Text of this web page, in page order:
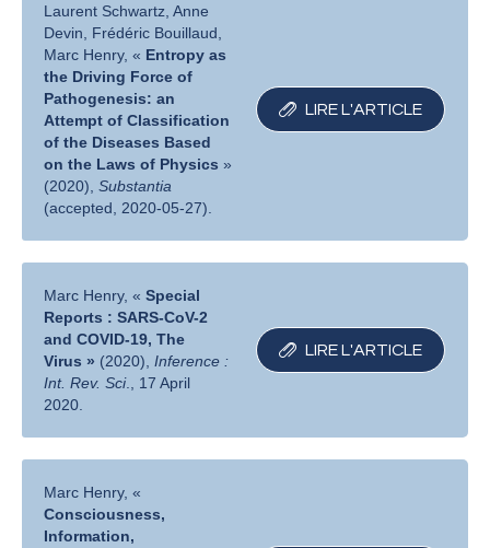
Laurent Schwartz, Anne
Devin, Frédéric Bouillaud,
Marc Henry, « Entropy as
the Driving Force of
Pathogenesis: an
Attempt of Classification
of the Diseases Based
on the Laws of Physics »
(2020),Substantia
(accepted, 2020-05-27).
LIRE L′ARTICLE
Marc Henry, «Special
Reports : SARS-CoV-2
and COVID-19, The
Virus » (2020),Inference :
Int. Rev. Sci., 17 April
2020.
LIRE L′ARTICLE
Marc Henry, «
Consciousness,
Information,